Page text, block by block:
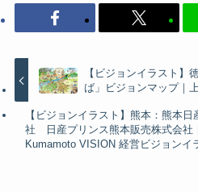
【ビジョンイラスト】
ば」ビジョンマップ｜
【ビジョンイラスト】熊本：熊本日
社 日産プリンス熊本販売株式会社
Kumamoto VISION 経営ビジョンイ